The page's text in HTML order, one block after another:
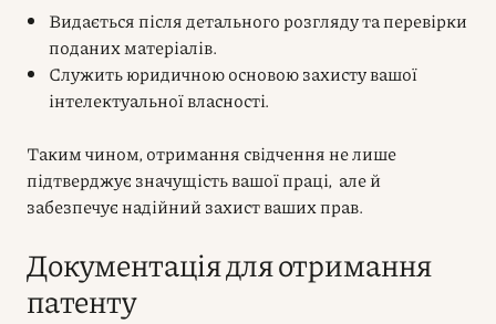
Видається після детального розгляду та перевірки
поданих матеріалів.
Служить юридичною основою захисту вашої
інтелектуальної власності.
Таким чином, отримання свідчення не лише
підтверджує значущість вашої праці, але й
забезпечує надійний захист ваших прав.
Документація для отримання
патенту